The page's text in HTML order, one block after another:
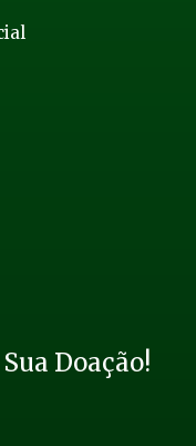
Doação!